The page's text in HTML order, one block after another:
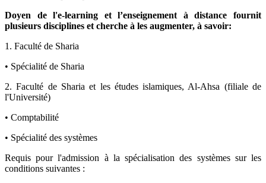
Doyen de l'e-learning et l’enseignement à distance fournit
plusieurs disciplines et cherche à les augmenter, à savoir:
1. Faculté de Sharia
• Spécialité de Sharia
2. Faculté de Sharia et les études islamiques, Al-Ahsa (filiale de
l'Université)
• Comptabilité
• Spécialité des systèmes
Requis pour l'admission à la spécialisation des systèmes sur les
conditions suivantes :